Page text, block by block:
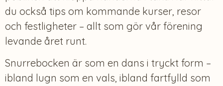
du också tips om kommande kurser, resor
och festligheter – allt som gör vår förening
levande året runt.
Snurrebocken är som en dans i tryckt form –
ibland lugn som en vals, ibland fartfylld som